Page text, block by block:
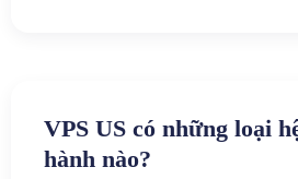
VPS US có những loại
hành nào?